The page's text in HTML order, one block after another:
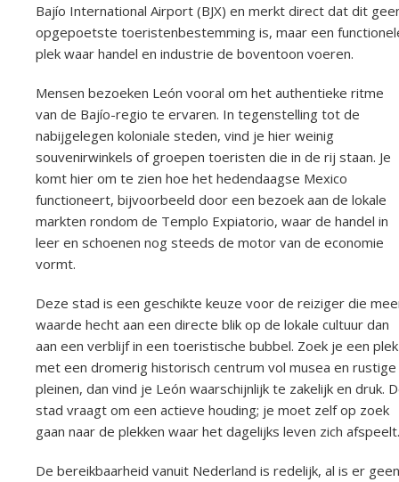
Bajío International Airport (BJX) en merkt direct dat dit
opgepoetste toeristenbestemming is, maar een
plek waar handel en industrie de boventoon voeren.
Mensen bezoeken León vooral om het authentieke ritme
van de Bajío-regio te ervaren. In tegenstelling tot de
nabijgelegen koloniale steden, vind je hier weinig
souvenirwinkels of groepen toeristen die in de rij staan. Je
komt hier om te zien hoe het hedendaagse Mexico
functioneert, bijvoorbeeld door een bezoek aan de lokale
markten rondom de Templo Expiatorio, waar de handel in
leer en schoenen nog steeds de motor van de economie
vormt.
Deze stad is een geschikte keuze voor de reiziger die
waarde hecht aan een directe blik op de lokale cultuur dan
aan een verblijf in een toeristische bubbel. Zoek je een plek
met een dromerig historisch centrum vol musea en rustige
pleinen, dan vind je León waarschijnlijk te zakelijk en druk.
stad vraagt om een actieve houding; je moet zelf op zoek
gaan naar de plekken waar het dagelijks leven zich afspeelt.
De bereikbaarheid vanuit Nederland is redelijk, al is er geen